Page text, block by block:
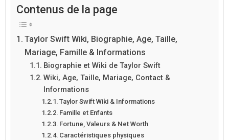
Contenus de la page
Taylor Swift Wiki, Biographie, Age, Taille,
Mariage, Famille & Informations
Biographie et Wiki de Taylor Swift
Wiki, Age, Taille, Mariage, Contact &
Informations
Taylor Swift Wiki & Informations
Famille et Enfants
Fortune, Valeurs & Net Worth
Caractéristiques physiques